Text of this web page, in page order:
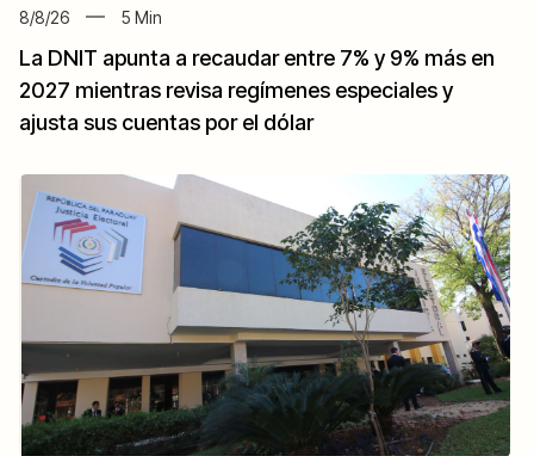
8/8/26 5 Min
La DNIT apunta a recaudar entre 7% y 9% más en
2027 mientras revisa regímenes especiales y
ajusta sus cuentas por el dólar